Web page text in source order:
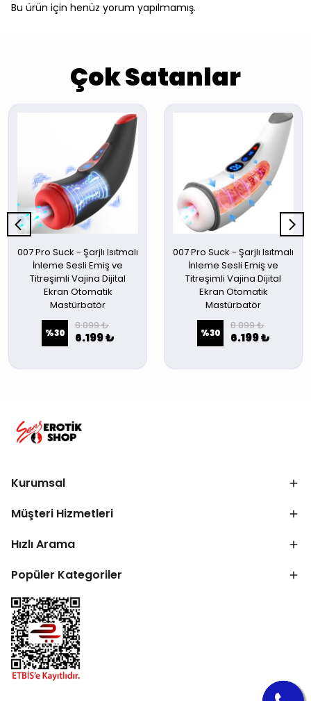
Bu ürün için henüz yorum yapılmamış.
Çok Satanlar
007 Pro Suck - Şarjlı Isıtmalı
İnleme Sesli Emiş ve
Titreşimli Vajina Dijital
Ekran Otomatik
Mastürbatör
%30
8.899 ₺
6.199 ₺
007 Pro Suck - Şarjlı Isıtmalı
İnleme Sesli Emiş ve
Titreşimli Vajina Dijital
Ekran Otomatik
Mastürbatör
%30
8.899 ₺
6.199 ₺
Kurumsal
Müşteri Hizmetleri
Hızlı Arama
Popüler Kategoriler